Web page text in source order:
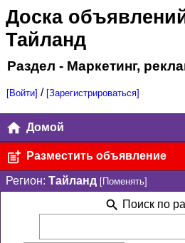
Доска
Тайланд
Раздел - Маркетинг,
[Войти] / [Зарегистрироваться]
Домой
Разместить объявление
Регион: Тайланд [Поменять]
Поиск по